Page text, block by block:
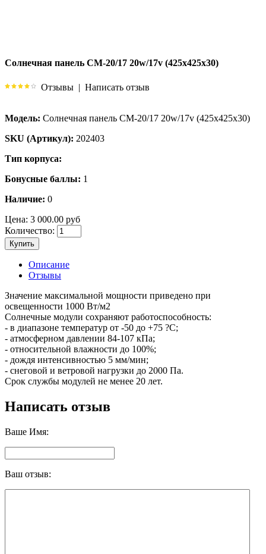
Солнечная панель CM-20/17 20w/17v (425х425х30)
Отзывы | Написать отзыв
Модель: Солнечная панель CM-20/17 20w/17v (425х425х30)
SKU (Артикул): 202403
Тип корпуса:
Бонусные баллы: 1
Наличие: 0
Цена: 3 000.00 руб
Количество:
Купить
Описание
Отзывы
Значение максимальной мощности приведено при
освещенности 1000 Вт/м2
Солнечные модули сохраняют работоспособность:
- в диапазоне температур от -50 до +75 ?С;
- атмосферном давлении 84-107 кПа;
- относительной влажности до 100%;
- дождя интенсивностью 5 мм/мин;
- снеговой и ветровой нагрузки до 2000 Па.
Срок службы модулей не менее 20 лет.
Написать отзыв
Ваше Имя:
Ваш отзыв: